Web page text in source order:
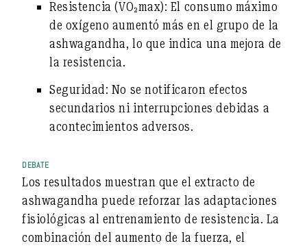
Resistencia (VO₂max): El consumo máximo
de oxígeno aumentó más en el grupo de la
ashwagandha, lo que indica una mejora de
la resistencia.
Seguridad: No se notificaron efectos
secundarios ni interrupciones debidas a
acontecimientos adversos.
DEBATE
Los resultados muestran que el extracto de
ashwagandha puede reforzar las adaptaciones
fisiológicas al entrenamiento de resistencia. La
combinación del aumento de la fuerza, el